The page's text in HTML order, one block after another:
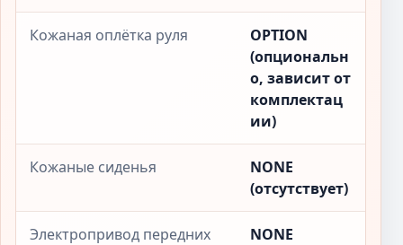
Кожаная оплётка руля
OPTION
(опциональн
о, зависит от
комплектац
ии)
Кожаные сиденья
NONE
(отсутствует)
Электропривод передних
NONE